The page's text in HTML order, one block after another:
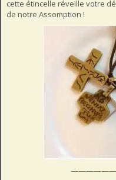
cette étincelle réveille votre
de notre Assomption !